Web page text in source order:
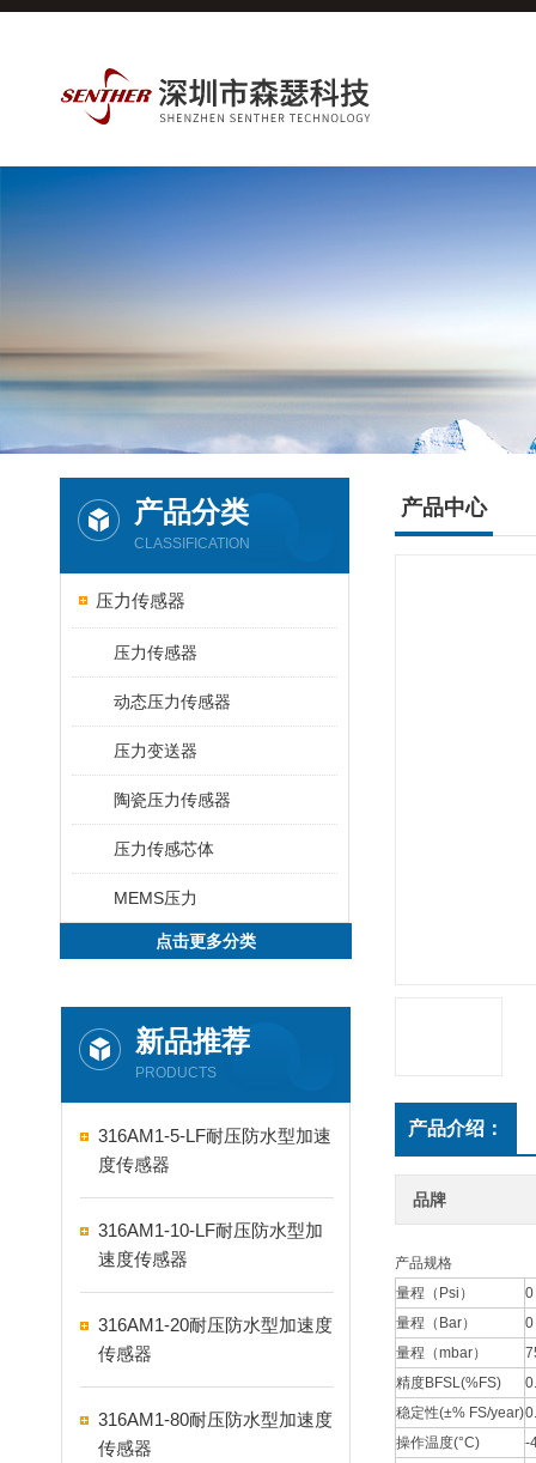
产品分类
CLASSIFICATION
压力传感器
压力传感器
动态压力传感器
压力变送器
陶瓷压力传感器
压力传感芯体
MEMS压力
点击更多分类
新品推荐
PRODUCTS
316AM1-5-LF耐压防水型加速
度传感器
316AM1-10-LF耐压防水型加
速度传感器
316AM1-20耐压防水型加速度
传感器
316AM1-80耐压防水型加速度
传感器
产品中心
产品介绍：
品牌
产品规格
量程（Psi）
0
量程（Bar）
0
量程（mbar）
精度BFSL(%FS)
稳定性(±% FS/year)
操作温度(°C)
-